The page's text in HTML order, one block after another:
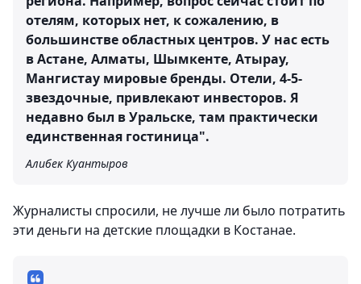
отелям, которых нет, к сожалению, в
большинстве областных центров. У нас есть
в Астане, Алматы, Шымкенте, Атырау,
Мангистау мировые бренды. Отели, 4-5-
звездочные, привлекают инвесторов. Я
недавно был в Уральске, там практически
единственная гостиница".
Алибек Куантыров
Журналисты спросили, не лучше ли было потратить
эти деньги на детские площадки в Костанае.